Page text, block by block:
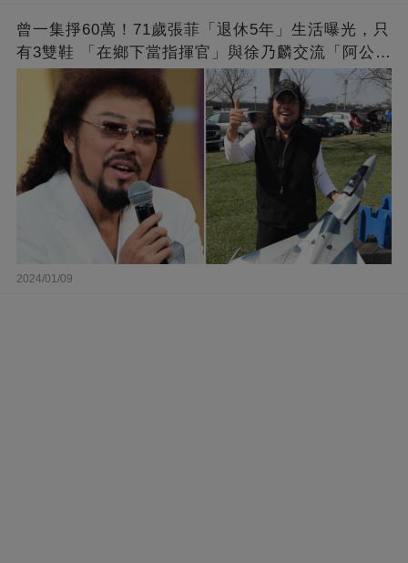
曾一集掙60萬！71歲張菲「退休5年」生活曝光，只
有3雙鞋 「在鄉下當指揮官」與徐乃麟交流「阿公
2024/01/09